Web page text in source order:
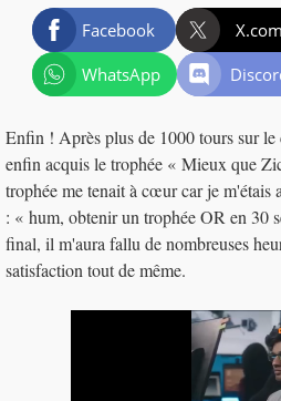
Facebook X.com
WhatsApp
Enfin ! Après plus de 1000 tours sur
enfin acquis le trophée « Mieux que
trophée me tenait à cœur car je m'étais
: « hum, obtenir un trophée OR en 30
final, il m'aura fallu de nombreuses
satisfaction tout de même.